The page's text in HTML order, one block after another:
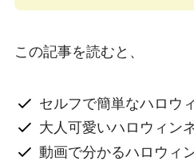
この記事を読むと、
セルフで簡単なハロウ
大人可愛いハロウィン
動画で分かるハロウィ